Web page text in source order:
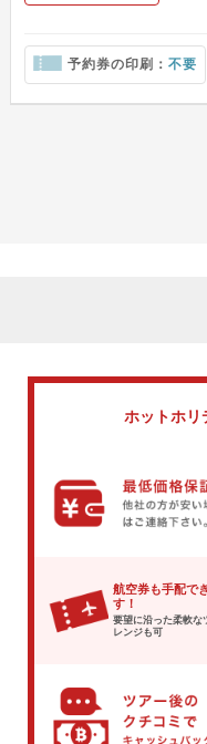
予約券の印刷： 不要
ホットホリ
航空券も手配で
す！
要望に沿った柔軟な
レンジも可